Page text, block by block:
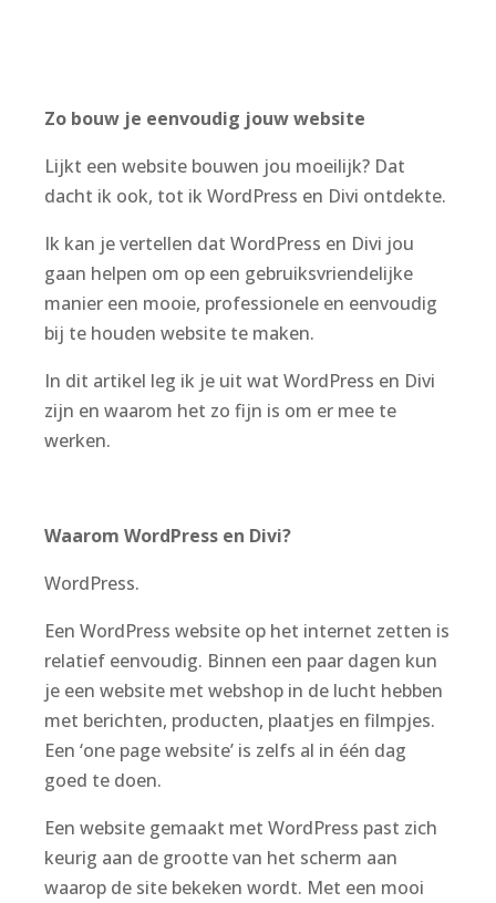
Zo bouw je eenvoudig jouw website
Lijkt een website bouwen jou moeilijk? Dat
dacht ik ook, tot ik WordPress en Divi ontdekte.
Ik kan je vertellen dat WordPress en Divi jou
gaan helpen om op een gebruiksvriendelijke
manier een mooie, professionele en eenvoudig
bij te houden website te maken.
In dit artikel leg ik je uit wat WordPress en Divi
zijn en waarom het zo fijn is om er mee te
werken.
Waarom WordPress en Divi?
WordPress.
Een WordPress website op het internet zetten is
relatief eenvoudig. Binnen een paar dagen kun
je een website met webshop in de lucht hebben
met berichten, producten, plaatjes en filmpjes.
Een ‘one page website’ is zelfs al in één dag
goed te doen.
Een website gemaakt met WordPress past zich
keurig aan de grootte van het scherm aan
waarop de site bekeken wordt. Met een mooi